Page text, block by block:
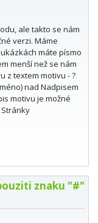
ale takto se nám
verzi. Máme
máte písmo
menší než se nám
z textem motivu - ?
nad Nadpisem
motivu je možné
znaku "#"